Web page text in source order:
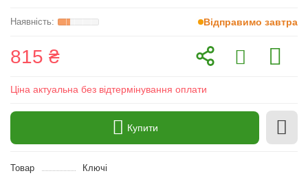
Відправимо завтра
815 ₴
Ціна актуальна без відтермінування оплати
Купити
Товар
Ключі